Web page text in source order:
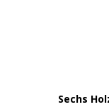
Sechs